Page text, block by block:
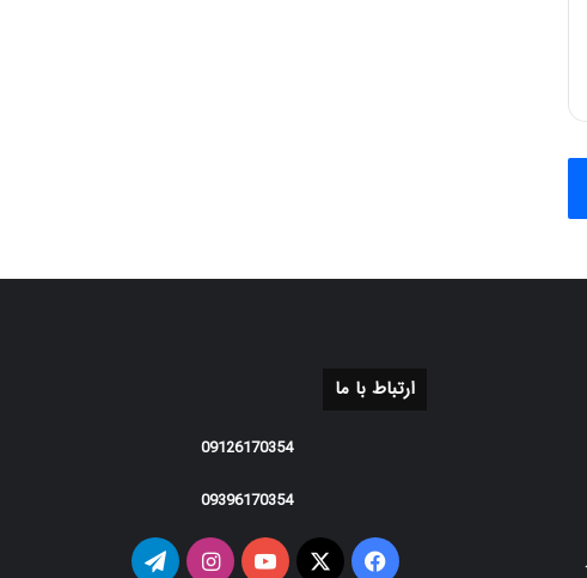
ارتباط با ما
09126170354
09396170354
فیس X یوتیوباینستاگرامتلگرام